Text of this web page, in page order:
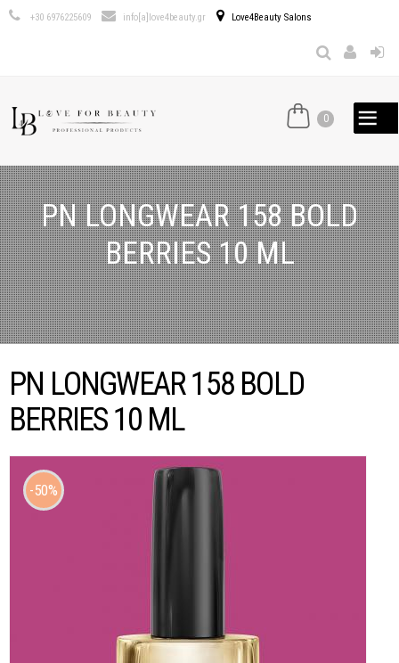
προς το
+30 6976225609 info[a]love4beauty.gr Love4Beauty Salons
0
PN LONGWEAR 158 BOLD
BERRIES 10 ML
PN LONGWEAR 158 BOLD
BERRIES 10 ML
50%